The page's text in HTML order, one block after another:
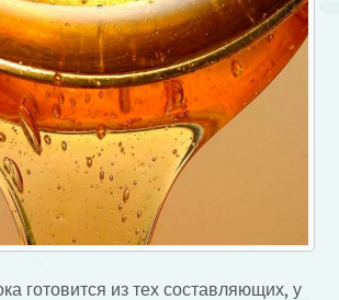
готовится из тех составляющих, у